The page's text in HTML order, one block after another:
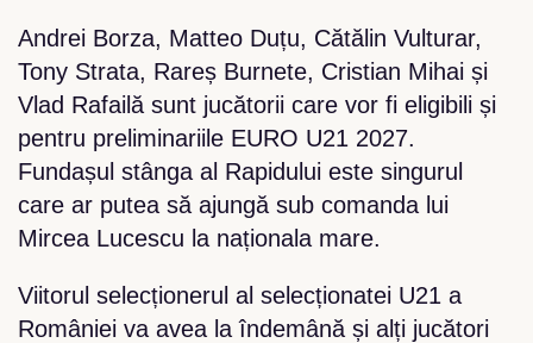
Andrei Borza, Matteo Duțu, Cătălin Vulturar,
Tony Strata, Rareș Burnete, Cristian Mihai și
Vlad Rafailă sunt jucătorii care vor fi eligibili și
pentru preliminariile EURO U21 2027.
Fundașul stânga al Rapidului este singurul
care ar putea să ajungă sub comanda lui
Mircea Lucescu la naționala mare.
Viitorul selecționerul al selecționatei U21 a
României va avea la îndemână și alți jucători